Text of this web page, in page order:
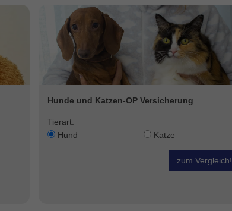
Hunde und Katzen-OP Versicherung
Tierart:
Hund
Katze
zum Vergleich!